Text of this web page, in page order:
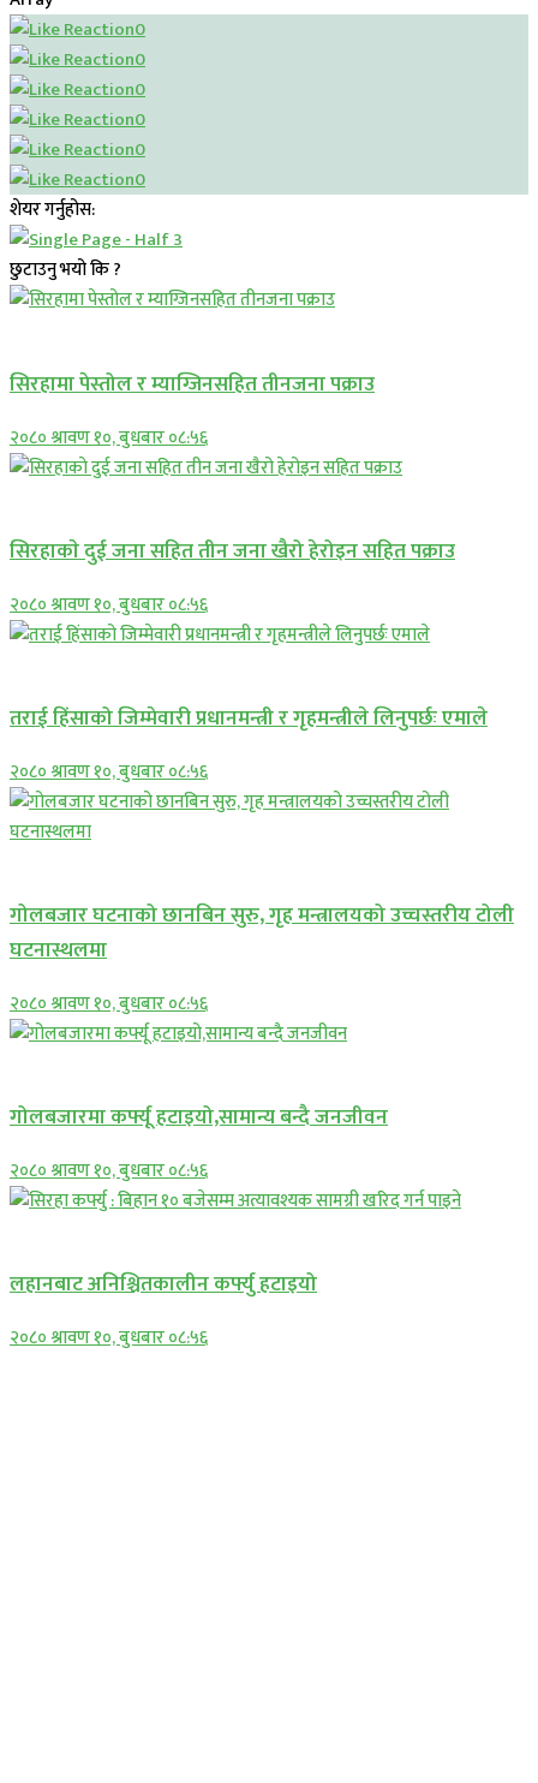
0
0
0
0
0
0
शेयर गर्नुहोस:
छुटाउनु भयो कि ?
सिरहामा पेस्तोल र म्याग्जिनसहित तीनजना पक्राउ
२०८० श्रावण १०, बुधबार ०८:५६
सिरहाकाे दुई जना सहित तीन जना खैरो हेरोइन सहित पक्राउ
२०८० श्रावण १०, बुधबार ०८:५६
तराई हिंसाको जिम्मेवारी प्रधानमन्त्री र गृहमन्त्रीले लिनुपर्छः एमाले
२०८० श्रावण १०, बुधबार ०८:५६
गोलबजार घटनाको छानबिन सुरु, गृह मन्त्रालयको उच्चस्तरीय टोली
घटनास्थलमा
२०८० श्रावण १०, बुधबार ०८:५६
गोलबजारमा कर्फ्यू हटाइयो,सामान्य बन्दै जनजीवन
२०८० श्रावण १०, बुधबार ०८:५६
लहानबाट अनिश्चितकालीन कर्फ्यु हटाइयो
२०८० श्रावण १०, बुधबार ०८:५६